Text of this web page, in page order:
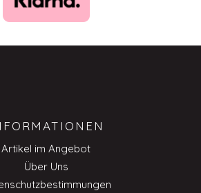
Artikel im Angebot
Über Uns